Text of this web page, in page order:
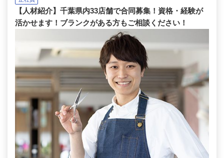
【人材紹介】千葉県内33店舗で合同募集！資格・経験が
活かせます！ブランクがある方もご相談ください！